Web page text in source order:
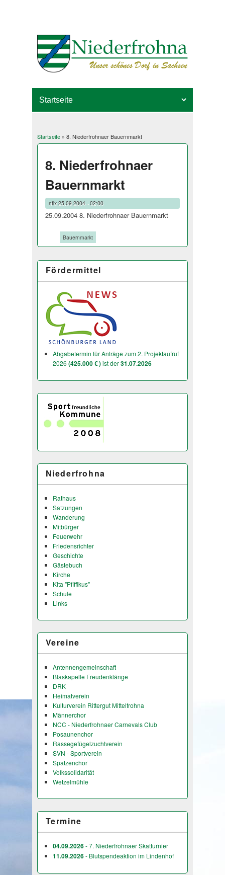
Sie sind hier
Startseite» 8. Niederfrohnaer Bauernmarkt
8. Niederfrohnaer
Bauernmarkt
nfix25.09.2004 - 02:00
25.09.2004 8. Niederfrohnaer Bauernmarkt
Bauernmarkt
Fördermittel
Abgabetermin für Anträge zum 2. Projektaufruf
2026 (425.000 € )ist der31.07.2026
Niederfrohna
Rathaus
Satzungen
Wanderung
Mitbürger
Feuerwehr
Friedensrichter
Geschichte
Gästebuch
Kirche
Kita "Pfiffikus"
Schule
Links
Vereine
Antennengemeinschaft
Blaskapelle Freudenklänge
DRK
Heimatverein
Kulturverein Rittergut Mittelfrohna
Männerchor
NCC - Niederfrohnaer Carnevals Club
Posaunenchor
Rassegefügelzuchtverein
SVN - Sportverein
Spatzenchor
Volkssolidarität
Wetzelmühle
Termine
04.09.2026- 7. Niederfrohnaer Skatturnier
11.09.2026- Blutspendeaktion im Lindenhof